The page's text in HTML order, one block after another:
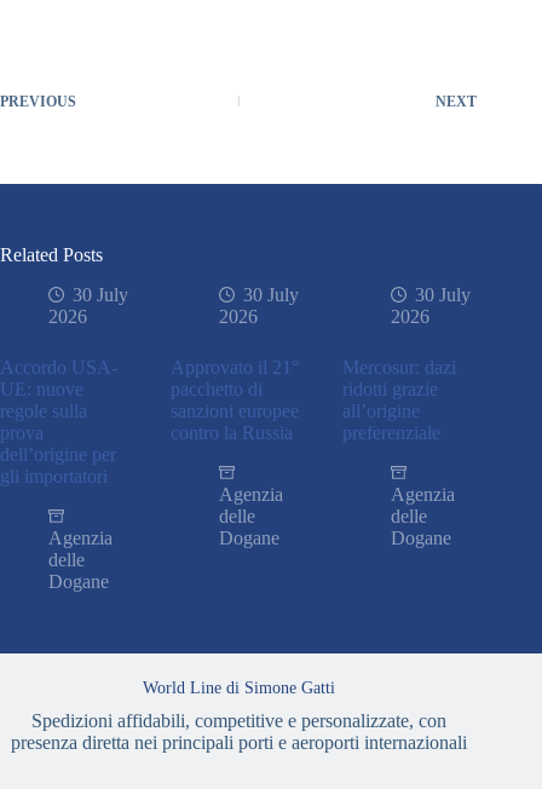
PREVIOUS NEXT
Related Posts
30 July
2026
Accordo USA-
UE: nuove
regole sulla
prova
dell’origine per
gli importatori
Agenzia
delle
Dogane
30 July
2026
Approvato il 21°
pacchetto di
sanzioni europee
contro la Russia
Agenzia
delle
Dogane
30 July
2026
Mercosur: dazi
ridotti grazie
all’origine
preferenziale
Agenzia
delle
Dogane
World Line di Simone Gatti
Spedizioni affidabili, competitive e personalizzate, con
presenza diretta nei principali porti e aeroporti internazionali